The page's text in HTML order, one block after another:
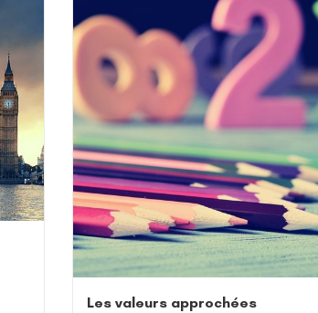
Les valeurs approchées